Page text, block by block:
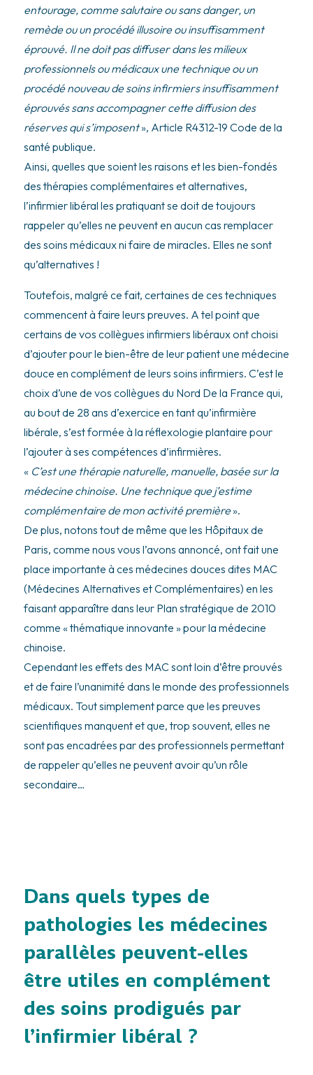
entourage, comme salutaire ou sans danger, un
remède ou un procédé illusoire ou insuffisamment
éprouvé. Il ne doit pas diffuser dans les milieux
professionnels ou médicaux une technique ou un
procédé nouveau de soins infirmiers insuffisamment
éprouvés sans accompagner cette diffusion des
réserves qui s’imposent», Article R4312-19 Code de la
santé publique.
Ainsi, quelles que soient les raisons et les bien-fondés
des thérapies complémentaires et alternatives,
l’infirmier libéral les pratiquant se doit de toujours
rappeler qu’elles ne peuvent en aucun cas remplacer
des soins médicaux ni faire de miracles. Elles ne sont
qu’alternatives !
Toutefois, malgré ce fait, certaines de ces techniques
commencent à faire leurs preuves. A tel point que
certains de vos collègues infirmiers libéraux ont choisi
d’ajouter pour le bien-être de leur patient une médecine
douce en complément de leurs soins infirmiers. C’est le
choix d’une de vos collègues du Nord De la France qui,
au bout de 28 ans d’exercice en tant qu’infirmière
libérale, s’est formée à la réflexologie plantaire pour
l’ajouter à ses compétences d’infirmières.
« C’est une thérapie naturelle, manuelle, basée sur la
médecine chinoise. Une technique que j’estime
complémentaire de mon activité première».
De plus, notons tout de même que les Hôpitaux de
Paris, comme nous vous l’avons annoncé, ont fait une
place importante à ces médecines douces dites MAC
(Médecines Alternatives et Complémentaires) en les
faisant apparaître dans leur Plan stratégique de 2010
comme « thématique innovante » pour la médecine
chinoise.
Cependant les effets des MAC sont loin d’être prouvés
et de faire l’unanimité dans le monde des professionnels
médicaux. Tout simplement parce que les preuves
scientifiques manquent et que, trop souvent, elles ne
sont pas encadrées par des professionnels permettant
de rappeler qu’elles ne peuvent avoir qu’un rôle
secondaire…
Dans quels types de
pathologies les médecines
parallèles peuvent-elles
être utiles en complément
des soins prodigués par
l’infirmier libéral ?